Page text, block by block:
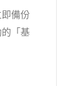
備份
「基